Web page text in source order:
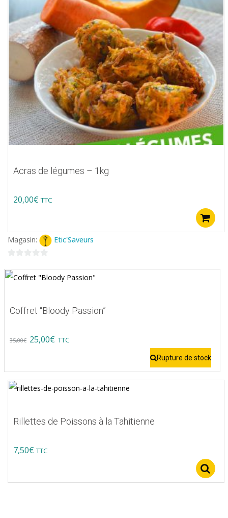
Acras de légumes – 1kg
20,00€ TTC
Magasin: Etic'Saveurs
sur
Coffret “Bloody Passion”
35,00€ Original
was:
35,00€.
25,00€ Current
is:
25,00€.
TTC
Rupture de stock
Rillettes de Poissons à la Tahitienne
7,50€ TTC